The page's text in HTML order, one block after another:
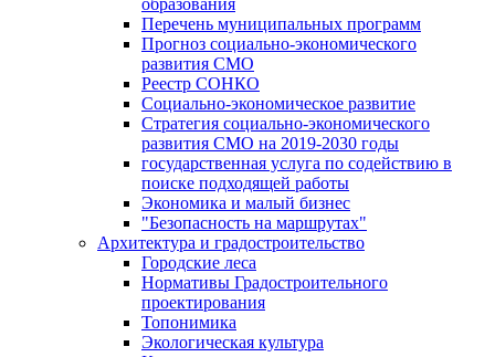
образования
Перечень муниципальных программ
Прогноз социально-экономического
развития СМО
Реестр СОНКО
Социально-экономическое развитие
Стратегия социально-экономического
развития СМО на 2019-2030 годы
государственная услуга по содействию в
поиске подходящей работы
Экономика и малый бизнес
"Безопасность на маршрутах"
Архитектура и градостроительство
Городские леса
Нормативы Градостроительного
проектирования
Топонимика
Экологическая культура